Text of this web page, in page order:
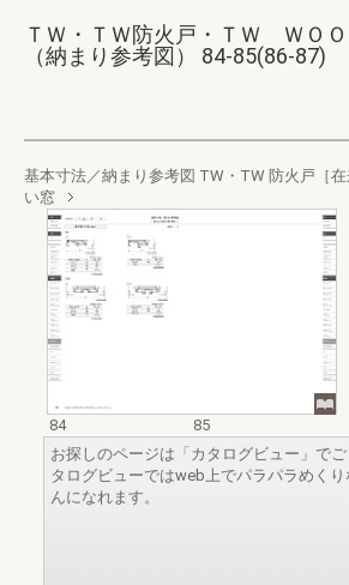
ＴＷ・ＴＷ防火戸・ＴＷ ＷＯ
（納まり参考図） 84-85(86-87)
基本寸法／納まり参考図 TW・TW 防火戸［在
い窓
84
85
お探しのページは「カタログビュー」で
タログビューではweb上でパラパラめく
んになれます。